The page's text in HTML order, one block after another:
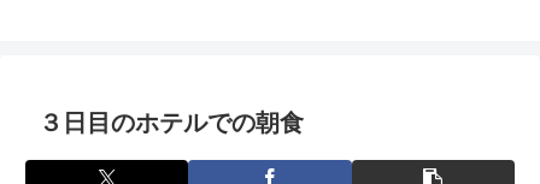
３日目のホテルでの朝食